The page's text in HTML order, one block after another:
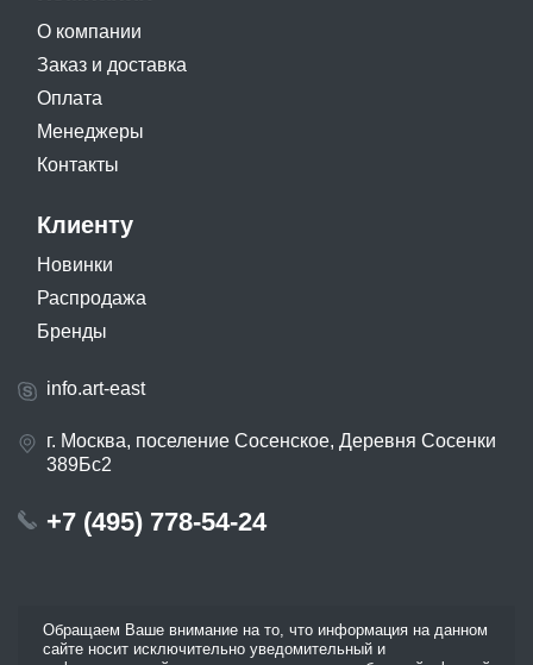
О компании
Заказ и доставка
Оплата
Менеджеры
Контакты
Клиенту
Новинки
Распродажа
Бренды
info.art-east
г. Москва, поселение Сосенское, Деревня Сосенки
389Бс2
+7 (495) 778-54-24
Обращаем Ваше внимание на то, что информация на данном
сайте носит исключительно уведомительный и